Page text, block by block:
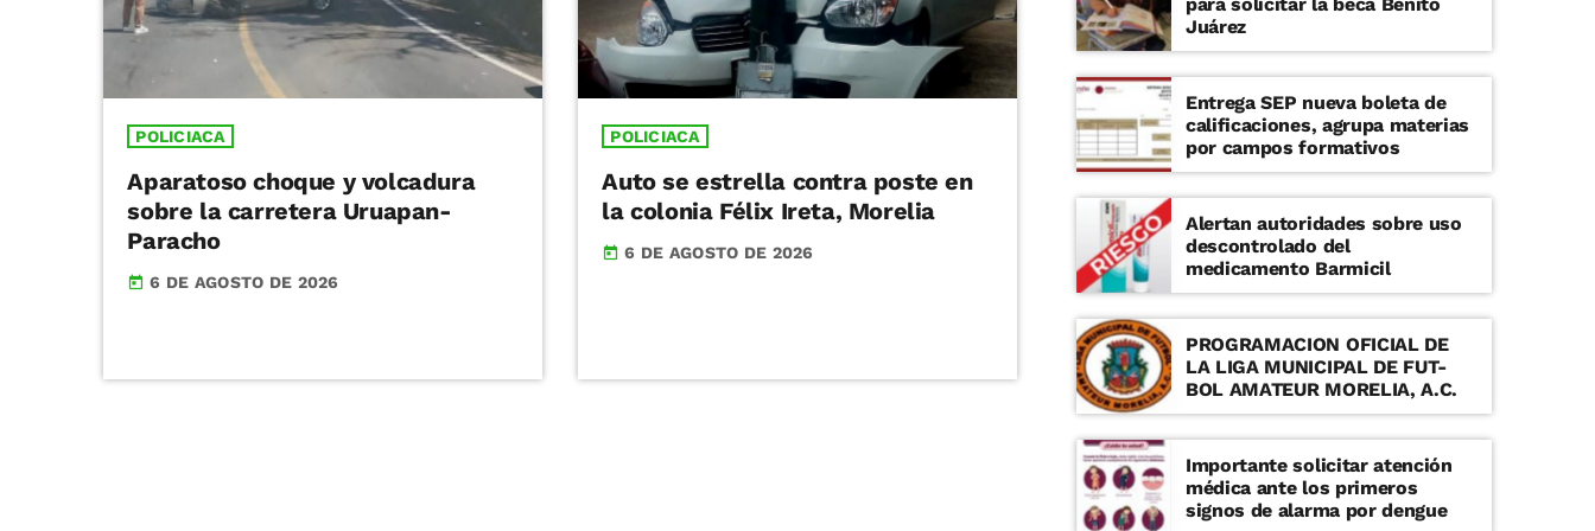
POLICIACA
Aparatoso choque y volcadura
sobre la carretera Uruapan-
Paracho
today 6 DE AGOSTO DE 2026
POLICIACA
Auto se estrella contra poste en
la colonia Félix Ireta, Morelia
today 6 DE AGOSTO DE 2026
Juárez
Entrega SEP nueva boleta de
calificaciones, agrupa materias
por campos formativos
Alertan autoridades sobre uso
descontrolado del
medicamento Barmicil
PROGRAMACION OFICIAL DE
LA LIGA MUNICIPAL DE FUT-
BOL AMATEUR MORELIA, A.C.
Importante solicitar atención
médica ante los primeros
signos de alarma por dengue